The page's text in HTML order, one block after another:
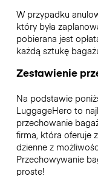
W przypadku
który była
pobierana jest
każdą sztukę
Zestawienie
Na podstawie
LuggageHero to
przechowanie
firma, która oferuje
dzienne z
Przechowywanie
proste!